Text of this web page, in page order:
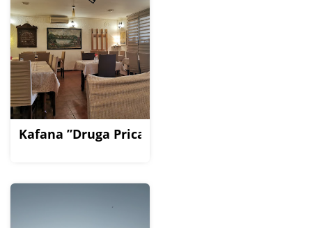
Kafana ”Druga Prica”